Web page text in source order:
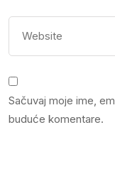
Sačuvaj moje ime,
buduće komentare.